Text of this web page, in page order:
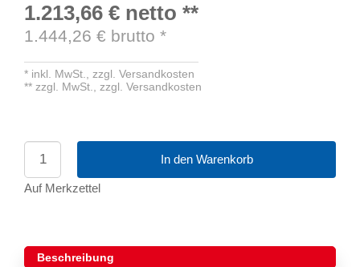
1.213,66 € netto **
1.444,26 € brutto *
* inkl. MwSt., zzgl. Versandkosten
** zzgl. MwSt., zzgl. Versandkosten
In den Warenkorb
Auf Merkzettel
Beschreibung